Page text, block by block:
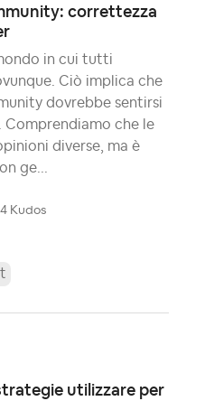
correttezza
in cui tutti
Ciò implica che
dovrebbe sentirsi
che le
diverse, ma è
ge...
4 Kudos
utilizzare per